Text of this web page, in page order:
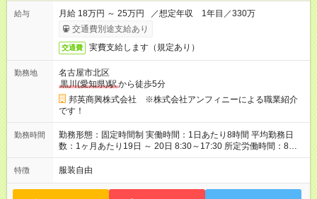
給与
月給 18万円 ～ 25万円 ／想定年収 1年目／330万
交通費別途支給あり
交通費 実費支給します（規定あり）
勤務地
名古屋市北区
黒川(愛知県)駅から徒歩5分
邦英商興株式会社 ※株式会社アンフィニーによる職業紹介
です！
勤務時間
勤務形態：固定時間制 実働時間：1日あたり8時間 平均勤務日
数：1ヶ月あたり19日 ～ 20日 8:30～17:30 所定労働時間：8時
間 休憩時間：60分 残業は基本的にはありません！
特徴 服装自由